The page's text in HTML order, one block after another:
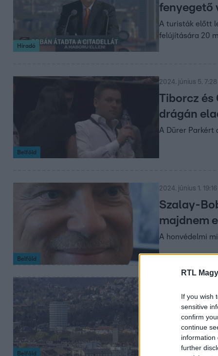
RTL
If you wish
sensitive
confirm
continue
information
further
Híradó
fenyegető
A turisták előtt
felújítására 20
Belföld
2024. június 5. 7:28
Tiborcz és
drágán
A Dürer Parkért
Belföld
2024. június 1. 19:16
Szalay-
majdnem
A honvédelmi
Belföld
Garancsi
Istvánék
Körszállót